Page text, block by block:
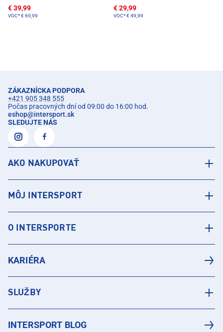
€ 39,99
VOC*€ 69,99
€ 29,99
VOC*€ 49,99
ZÁKAZNÍCKA PODPORA
+421 905 348 555
Počas pracovných dní od 09:00 do 16:00 hod.
eshop@intersport.sk
SLEDUJTE NÁS
AKO NAKUPOVAŤ
MÔJ INTERSPORT
O INTERSPORTE
KARIÉRA
SLUŽBY
INTERSPORT BLOG